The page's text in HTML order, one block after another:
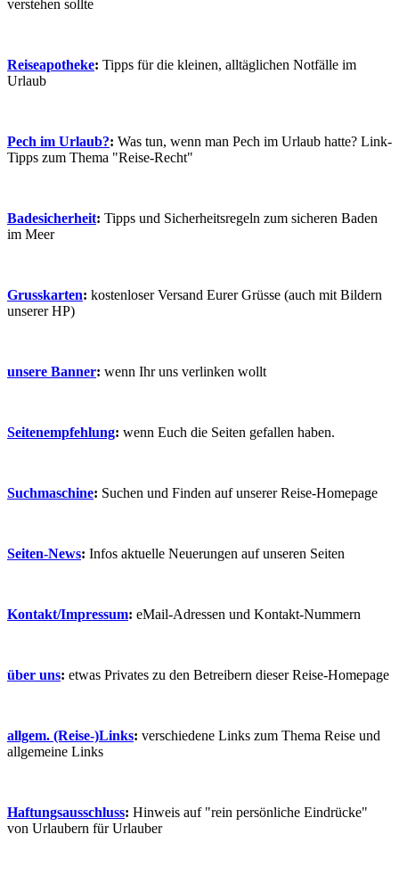
verstehen sollte
Reiseapotheke: Tipps für die kleinen, alltäglichen Notfälle im
Urlaub
Pech im Urlaub?: Was tun, wenn man Pech im Urlaub hatte? Link-
Tipps zum Thema "Reise-Recht"
Badesicherheit: Tipps und Sicherheitsregeln zum sicheren Baden
im Meer
Grusskarten: kostenloser Versand Eurer Grüsse (auch mit Bildern
unserer HP)
unsere Banner: wenn Ihr uns verlinken wollt
Seitenempfehlung: wenn Euch die Seiten gefallen haben.
Suchmaschine: Suchen und Finden auf unserer Reise-Homepage
Seiten-News: Infos aktuelle Neuerungen auf unseren Seiten
Kontakt/Impressum: eMail-Adressen und Kontakt-Nummern
über uns: etwas Privates zu den Betreibern dieser Reise-Homepage
allgem. (Reise-)Links: verschiedene Links zum Thema Reise und
allgemeine Links
Haftungsausschluss: Hinweis auf "rein persönliche Eindrücke"
von Urlaubern für Urlauber